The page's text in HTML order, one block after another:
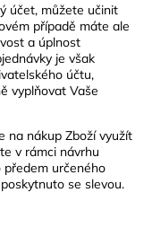
účet, můžete učinit
případě máte ale
a úplnost
je však
účtu,
vyplňovat Vaše
na nákup Zboží využít
v rámci návrhu
předem určeného
se slevou.